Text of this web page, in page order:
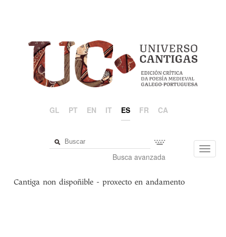
GL PT EN IT ES FR CA
Busca avanzada
Cantiga non dispoñible - proxecto en andamento